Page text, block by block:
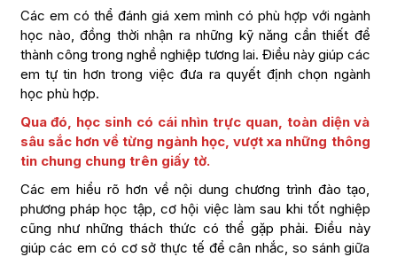
Các em có thể đánh giá xem mình có phù hợp với ngành
học nào, đồng thời nhận ra những kỹ năng cần thiết để
thành công trong nghề nghiệp tương lai. Điều này giúp các
em tự tin hơn trong việc đưa ra quyết định chọn ngành
học phù hợp.
Qua đó, học sinh có cái nhìn trực quan, toàn diện và
sâu sắc hơn về từng ngành học, vượt xa những thông
tin chung chung trên giấy tờ.
Các em hiểu rõ hơn về nội dung chương trình đào tạo,
phương pháp học tập, cơ hội việc làm sau khi tốt nghiệp
cũng như những thách thức có thể gặp phải. Điều này
giúp các em có cơ sở thực tế để cân nhắc, so sánh giữa